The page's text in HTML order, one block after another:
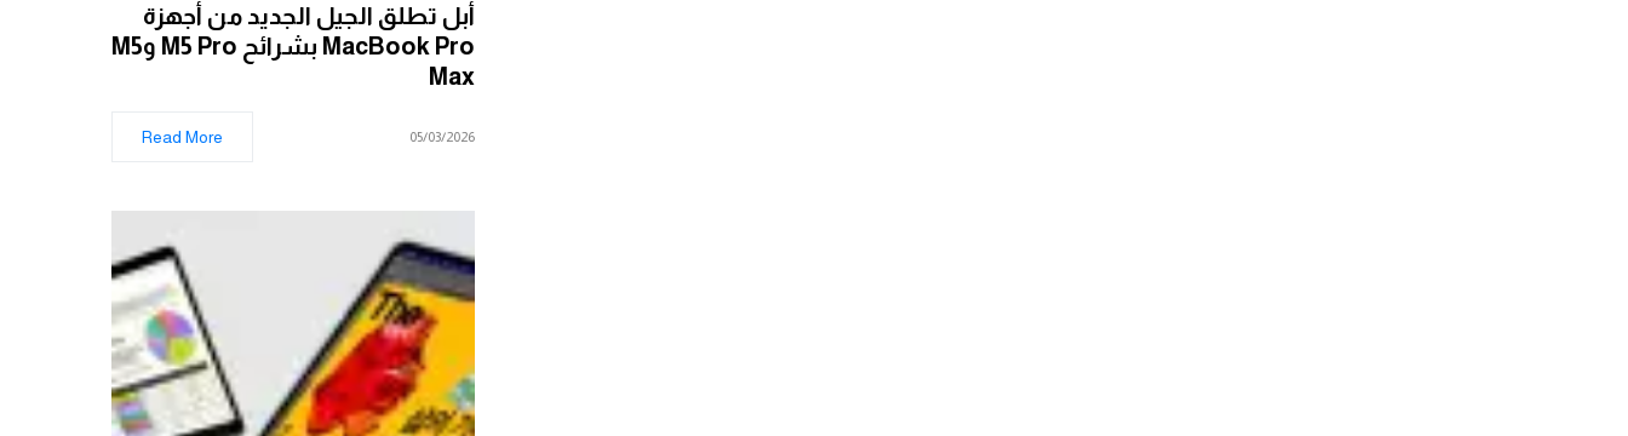
أبل تطلق الجيل الجديد من أجهزة
MacBook Pro بشرائح M5 Pro وM5
Max
05/03/2026
Read More